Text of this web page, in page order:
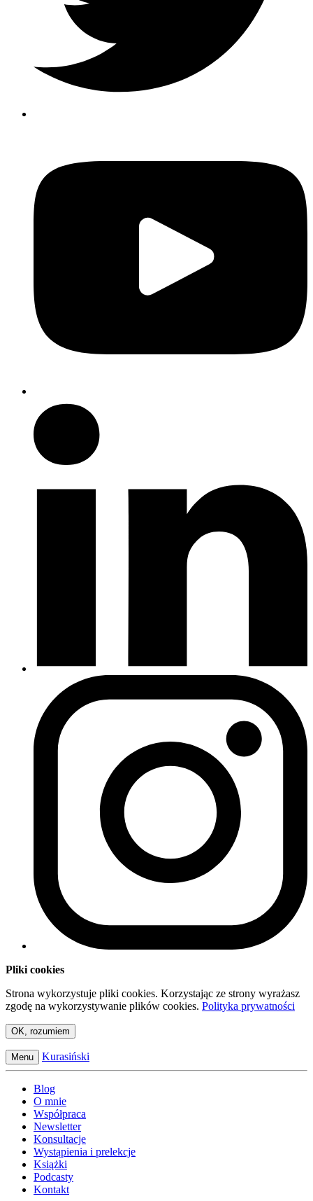
Pliki cookies
Strona wykorzystuje pliki cookies. Korzystając ze strony wyrażasz
zgodę na wykorzystywanie plików cookies. Polityka prywatności
OK, rozumiem
Menu Kurasiński
Blog
O mnie
Współpraca
Newsletter
Konsultacje
Wystąpienia i prelekcje
Książki
Podcasty
Kontakt